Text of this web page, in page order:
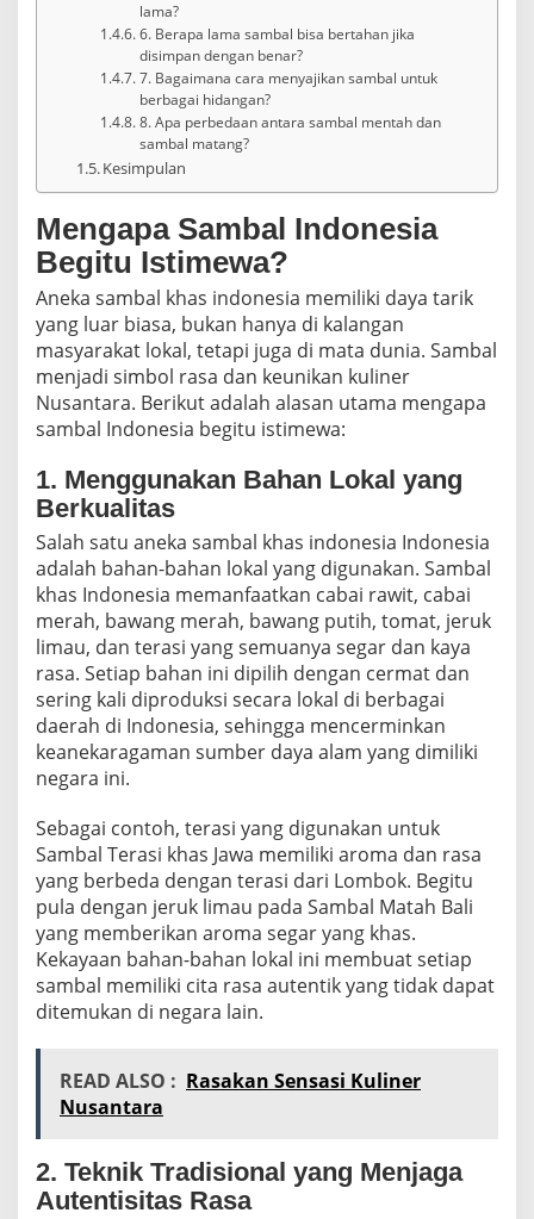
lama?
6. Berapa lama sambal bisa bertahan jika
disimpan dengan benar?
7. Bagaimana cara menyajikan sambal untuk
berbagai hidangan?
8. Apa perbedaan antara sambal mentah dan
sambal matang?
Kesimpulan
Mengapa Sambal Indonesia
Begitu Istimewa?
Aneka sambal khas indonesia memiliki daya tarik
yang luar biasa, bukan hanya di kalangan
masyarakat lokal, tetapi juga di mata dunia. Sambal
menjadi simbol rasa dan keunikan kuliner
Nusantara. Berikut adalah alasan utama mengapa
sambal Indonesia begitu istimewa:
1. Menggunakan Bahan Lokal yang
Berkualitas
Salah satu aneka sambal khas indonesia Indonesia
adalah bahan-bahan lokal yang digunakan. Sambal
khas Indonesia memanfaatkan cabai rawit, cabai
merah, bawang merah, bawang putih, tomat, jeruk
limau, dan terasi yang semuanya segar dan kaya
rasa. Setiap bahan ini dipilih dengan cermat dan
sering kali diproduksi secara lokal di berbagai
daerah di Indonesia, sehingga mencerminkan
keanekaragaman sumber daya alam yang dimiliki
negara ini.
Sebagai contoh, terasi yang digunakan untuk
Sambal Terasi khas Jawa memiliki aroma dan rasa
yang berbeda dengan terasi dari Lombok. Begitu
pula dengan jeruk limau pada Sambal Matah Bali
yang memberikan aroma segar yang khas.
Kekayaan bahan-bahan lokal ini membuat setiap
sambal memiliki cita rasa autentik yang tidak dapat
ditemukan di negara lain.
READ ALSO : Rasakan Sensasi Kuliner
Nusantara
2. Teknik Tradisional yang Menjaga
Autentisitas Rasa